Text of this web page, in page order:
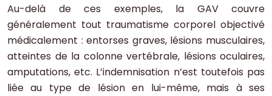
Au-delà de ces exemples, la GAV couvre
généralement tout traumatisme corporel objectivé
médicalement : entorses graves, lésions musculaires,
atteintes de la colonne vertébrale, lésions oculaires,
amputations, etc. L’indemnisation n’est toutefois pas
liée au type de lésion en lui-même, mais à ses